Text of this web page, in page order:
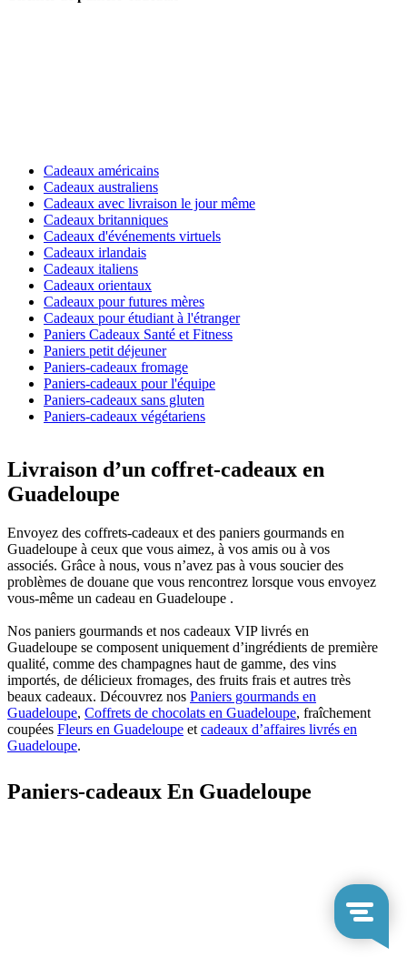
Cadeaux américains
Cadeaux australiens
Cadeaux avec livraison le jour même
Cadeaux britanniques
Cadeaux d'événements virtuels
Cadeaux irlandais
Cadeaux italiens
Cadeaux orientaux
Cadeaux pour futures mères
Cadeaux pour étudiant à l'étranger
Paniers Cadeaux Santé et Fitness
Paniers petit déjeuner
Paniers-cadeaux fromage
Paniers-cadeaux pour l'équipe
Paniers-cadeaux sans gluten
Paniers-cadeaux végétariens
Livraison d’un coffret-cadeaux en
Guadeloupe
Envoyez des coffrets-cadeaux et des paniers gourmands en
Guadeloupe à ceux que vous aimez, à vos amis ou à vos
associés. Grâce à nous, vous n’avez pas à vous soucier des
problèmes de douane que vous rencontrez lorsque vous envoyez
vous-même un cadeau en Guadeloupe .
Nos paniers gourmands et nos cadeaux VIP livrés en
Guadeloupe se composent uniquement d’ingrédients de première
qualité, comme des champagnes haut de gamme, des vins
importés, de délicieux fromages, des fruits frais et autres très
beaux cadeaux. Découvrez nos Paniers gourmands en
Guadeloupe, Coffrets de chocolats en Guadeloupe, fraîchement
coupées Fleurs en Guadeloupe et cadeaux d’affaires livrés en
Guadeloupe.
Paniers-cadeaux En Guadeloupe